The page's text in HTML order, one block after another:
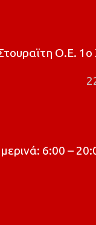
Ο.Ε.
6:00 –